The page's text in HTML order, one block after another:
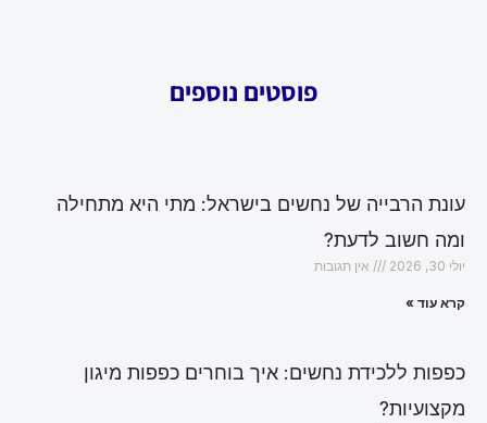
פוסטים נוספים
עונת הרבייה של נחשים בישראל: מתי היא מתחילה
ומה חשוב לדעת?
יולי 30, 2026 אין תגובות
קרא עוד »
כפפות ללכידת נחשים: איך בוחרים כפפות מיגון
מקצועיות?